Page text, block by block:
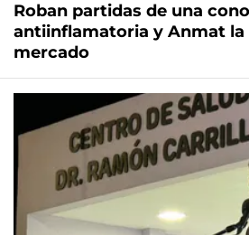
Roban partidas de una
antiinflamatoria y Anmat la
mercado